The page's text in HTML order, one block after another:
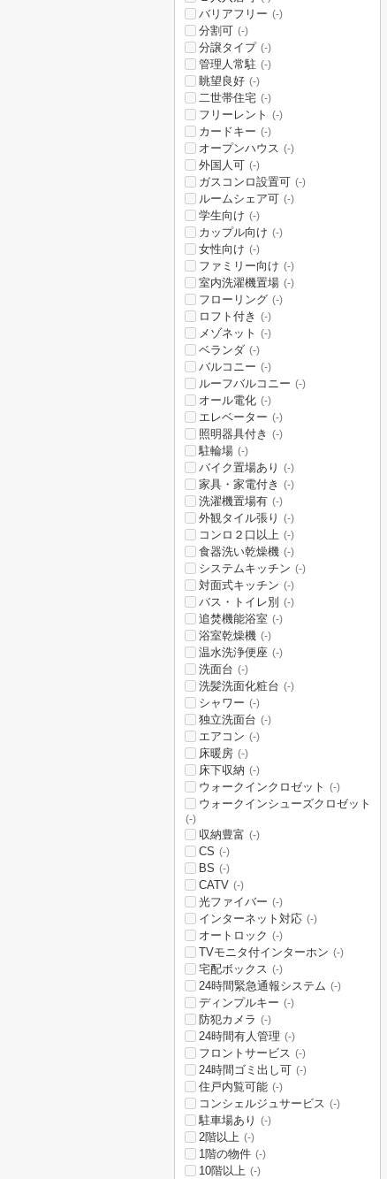
バリアフリー (-)
分割可 (-)
分譲タイプ (-)
管理人常駐 (-)
眺望良好 (-)
二世帯住宅 (-)
フリーレント (-)
カードキー (-)
オープンハウス (-)
外国人可 (-)
ガスコンロ設置可 (-)
ルームシェア可 (-)
学生向け (-)
カップル向け (-)
女性向け (-)
ファミリー向け (-)
室内洗濯機置場 (-)
フローリング (-)
ロフト付き (-)
メゾネット (-)
ベランダ (-)
バルコニー (-)
ルーフバルコニー (-)
オール電化 (-)
エレベーター (-)
照明器具付き (-)
駐輪場 (-)
バイク置場あり (-)
家具・家電付き (-)
洗濯機置場有 (-)
外観タイル張り (-)
コンロ２口以上 (-)
食器洗い乾燥機 (-)
システムキッチン (-)
対面式キッチン (-)
バス・トイレ別 (-)
追焚機能浴室 (-)
浴室乾燥機 (-)
温水洗浄便座 (-)
洗面台 (-)
洗髪洗面化粧台 (-)
シャワー (-)
独立洗面台 (-)
エアコン (-)
床暖房 (-)
床下収納 (-)
ウォークインクロゼット (-)
ウォークインシューズクロゼット
(-)
収納豊富 (-)
CS (-)
BS (-)
CATV (-)
光ファイバー (-)
インターネット対応 (-)
オートロック (-)
TVモニタ付インターホン (-)
宅配ボックス (-)
24時間緊急通報システム (-)
ディンプルキー (-)
防犯カメラ (-)
24時間有人管理 (-)
フロントサービス (-)
24時間ゴミ出し可 (-)
住戸内覧可能 (-)
コンシェルジュサービス (-)
駐車場あり (-)
2階以上 (-)
1階の物件 (-)
10階以上 (-)